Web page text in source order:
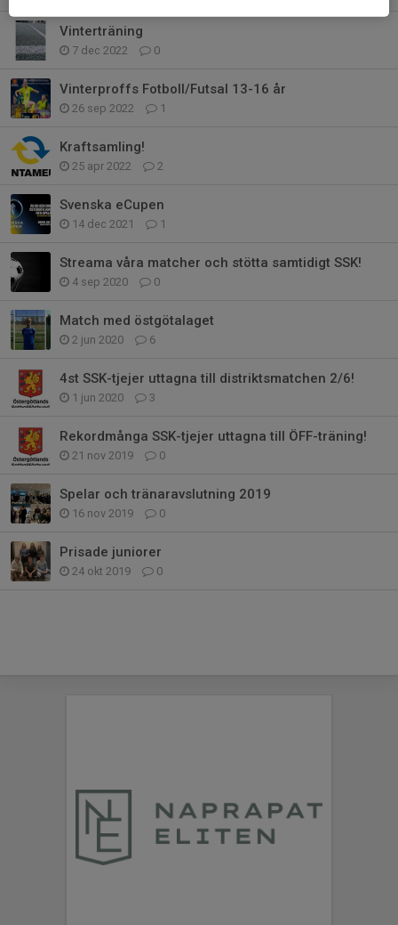
Vinterträning
7 dec 2022 0
Vinterproffs Fotboll/Futsal 13-16 år
26 sep 2022 1
Kraftsamling!
25 apr 2022 2
Svenska eCupen
14 dec 2021 1
Streama våra matcher och stötta samtidigt SSK!
4 sep 2020 0
Match med östgötalaget
2 jun 2020 6
4st SSK-tjejer uttagna till distriktsmatchen 2/6!
1 jun 2020 3
Rekordmånga SSK-tjejer uttagna till ÖFF-träning!
21 nov 2019 0
Spelar och tränaravslutning 2019
16 nov 2019 0
Prisade juniorer
24 okt 2019 0